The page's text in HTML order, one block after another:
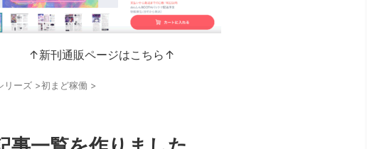
↑新刊通販ページはこちら↑
リーズ >初まど稼働 >